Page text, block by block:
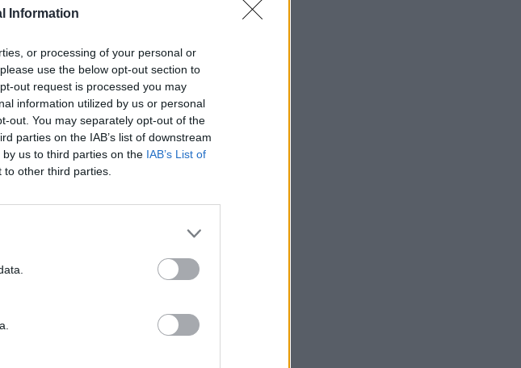
Information
or processing of your personal or
use the below opt-out section to
out request is processed you may
information utilized by us or personal
out. You may separately opt-out of the
parties on the IAB’s list of downstream
us to third parties on the IAB’s List of
other third parties.